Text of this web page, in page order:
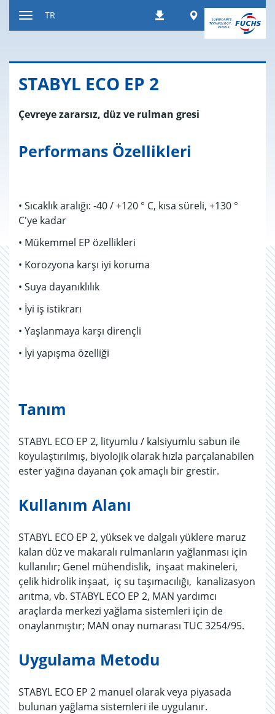
İndirilenlerWorldwide
TR
STABYL ECO EP 2
Çevreye zararsız, düz ve rulman gresi
Performans Özellikleri
• Sıcaklık aralığı: -40 / +120 ° C, kısa süreli, +130 °
C'ye kadar
• Mükemmel EP özellikleri
• Korozyona karşı iyi koruma
• Suya dayanıklılık
• İyi iş istikrarı
• Yaşlanmaya karşı dirençli
• İyi yapışma özelliği
Tanım
STABYL ECO EP 2, lityumlu / kalsiyumlu sabun ile
koyulaştırılmış, biyolojik olarak hızla parçalanabilen
ester yağına dayanan çok amaçlı bir grestir.
Kullanım Alanı
STABYL ECO EP 2, yüksek ve dalgalı yüklere maruz
kalan düz ve makaralı rulmanların yağlanması için
kullanılır; Genel mühendislik, inşaat makineleri,
çelik hidrolik inşaat, iç su taşımacılığı, kanalizasyon
arıtma, vb. STABYL ECO EP 2, MAN yardımcı
araçlarda merkezi yağlama sistemleri için de
onaylanmıştır; MAN onay numarası TUC 3254/95.
Uygulama Metodu
STABYL ECO EP 2 manuel olarak veya piyasada
bulunan yağlama sistemleri ile uygulanır.